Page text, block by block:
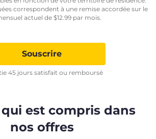
correspondent à une remise accordée sur le
actuel de $12.99 par mois.
Souscrire
45 jours satisfait ou remboursé
est compris dans
nos offres